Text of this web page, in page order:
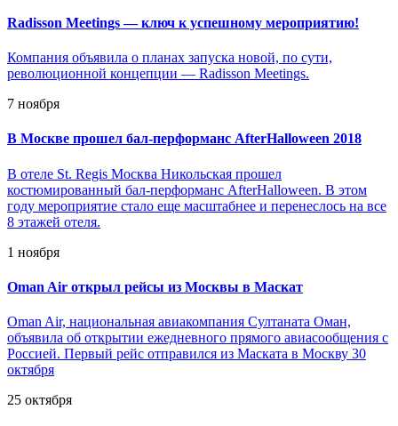
Radisson Meetings — ключ к успешному мероприятию!
Компания объявила о планах запуска новой, по сути,
революционной концепции — Radisson Meetings.
7 ноября
В Москве прошел бал-перформанс AfterHalloween 2018
В отеле St. Regis Москва Никольская прошел
костюмированный бал-перформанс AfterHalloween. В этом
году мероприятие стало еще масштабнее и перенеслось на все
8 этажей отеля.
1 ноября
Oman Air открыл рейсы из Москвы в Маскат
Oman Air, национальная авиакомпания Султаната Оман,
объявила об открытии ежедневного прямого авиасообщения с
Россией. Первый рейс отправился из Маската в Москву 30
октября
25 октября